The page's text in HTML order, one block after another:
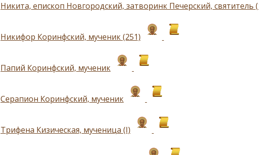
Никита, епископ Новгородский, затворинк Печерский, святитель
Никифор Коринфский, мученик (251)
Папий Коринфский, мученик
Серапион Коринфский, мученик
Трифена Кизическая, мученица (I)